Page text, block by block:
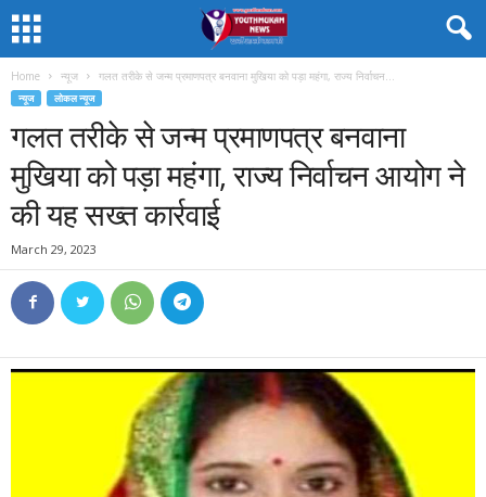
Home न्यूज गलत तरीके से जन्म प्रमाणपत्र बनवाना मुखिया को पड़ा महंगा, राज्य निर्वाचन...
न्यूज लोकल न्यूज
गलत तरीके से जन्म प्रमाणपत्र बनवाना
मुखिया को पड़ा महंगा, राज्य निर्वाचन आयोग ने
की यह सख्त कार्रवाई
March 29, 2023